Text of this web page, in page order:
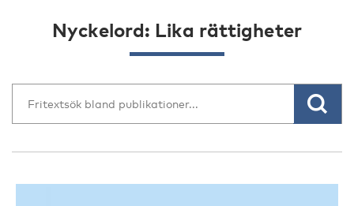
Nyckelord: Lika rättigheter